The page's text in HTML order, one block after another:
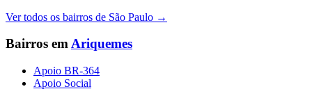
Ver todos os bairros de São Paulo →
Bairros emAriquemes
Apoio BR-364
Apoio Social